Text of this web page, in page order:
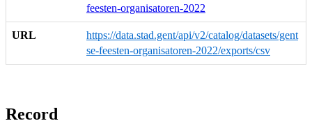
feesten-organisatoren-2022
URL
https://data.stad.gent/api/v2/catalog/datasets/gent
se-feesten-organisatoren-2022/exports/csv
Record